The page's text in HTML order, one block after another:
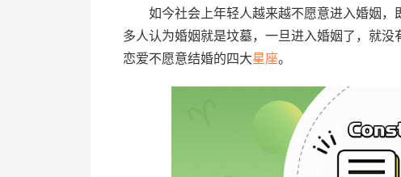
如今社会上年轻人越来越不愿意进入婚姻，
多人认为婚姻就是坟墓，一旦进入婚姻了，就
恋爱不愿意结婚的四大星座。